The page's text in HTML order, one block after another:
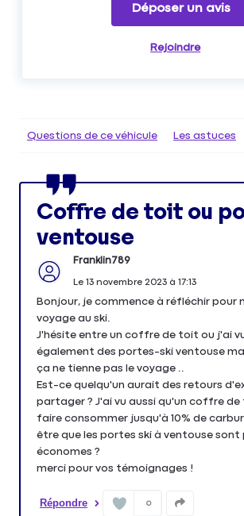
Déposer un avis
Rejoindre
Questions de ce véhicule Les astuces
Coffre de toit ou
ventouse
Franklin789
Le 13 novembre 2023à 17:13
Bonjour, je commence à réfléchir pour
voyage au ski.
J'hésite entre un coffre de toit ou j'ai
également des portes-ski ventouse
ça ne tienne pas le voyage ..
Est-ce quelqu'un aurait des retours
partager ? J'ai vu aussi qu'un coffre
faire consommer jusqu'à 10% de
être que les portes ski à ventouse sont
économes ?
merci pour vos témoignages !
Répondre 0